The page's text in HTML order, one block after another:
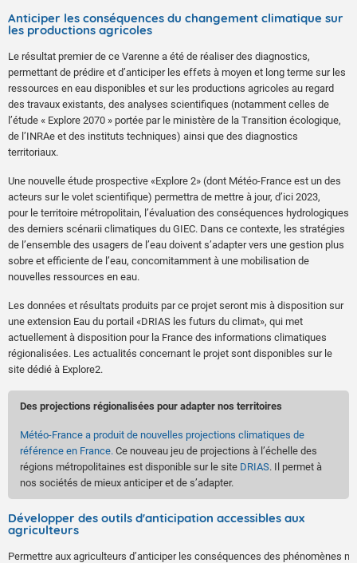
Anticiper les conséquences du changement climatique sur
les productions agricoles
Le résultat premier de ce Varenne a été de réaliser des diagnostics,
permettant de prédire et d’anticiper les effets à moyen et long terme sur les
ressources en eau disponibles et sur les productions agricoles au regard
des travaux existants, des analyses scientifiques (notamment celles de
l’étude « Explore 2070 » portée par le ministère de la Transition écologique,
de l’INRAe et des instituts techniques) ainsi que des diagnostics
territoriaux.
Une nouvelle étude prospective «Explore 2» (dont Météo-France est un des
acteurs sur le volet scientifique) permettra de mettre à jour, d’ici 2023,
pour le territoire métropolitain, l’évaluation des conséquences hydrologiques
des derniers scénarii climatiques du GIEC. Dans ce contexte, les stratégies
de l’ensemble des usagers de l’eau doivent s’adapter vers une gestion plus
sobre et efficiente de l’eau, concomitamment à une mobilisation de
nouvelles ressources en eau.
Les données et résultats produits par ce projet seront mis à disposition sur
une extension Eau du portail «DRIAS les futurs du climat», qui met
actuellement à disposition pour la France des informations climatiques
régionalisées. Les actualités concernant le projet sont disponibles sur le
site dédié à Explore2.
Des projections régionalisées pour adapter nos territoires
Météo-France a produit de nouvelles projections climatiques de
référence en France. Ce nouveau jeu de projections à l’échelle des
régions métropolitaines est disponible sur le site DRIAS. Il permet à
nos sociétés de mieux anticiper et de s’adapter.
Développer des outils d'anticipation accessibles aux
agriculteurs
Permettre aux agriculteurs d’anticiper les conséquences des phénomènes